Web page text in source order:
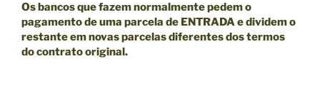
Os bancos que fazem normalmente pedem o
pagamento de uma parcela de ENTRADA e dividem o
restante em novas parcelas diferentes dos termos
do contrato original.